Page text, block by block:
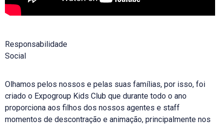
Responsabilidade
Social
Olhamos pelos nossos e pelas suas famílias, por isso, foi
criado o Expogroup Kids Club que durante todo o ano
proporciona aos filhos dos nossos agentes e staff
momentos de descontração e animação, principalmente nos